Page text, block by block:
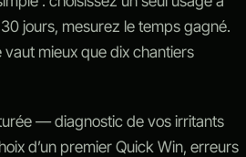
jours, mesurez le temps gagné.
mieux que dix chantiers
— diagnostic de vos irritants
d’un premier Quick Win, erreurs